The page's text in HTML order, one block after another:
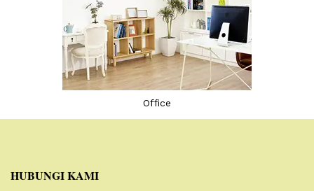
Office
HUBUNGI KAMI